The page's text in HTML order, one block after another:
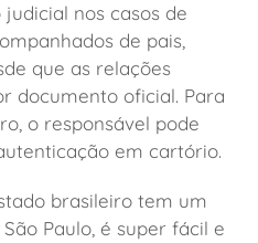
nos casos de
de pais,
que as relações
documento oficial. Para
o responsável pode
em cartório.
brasileiro tem um
Paulo, é super fácil e